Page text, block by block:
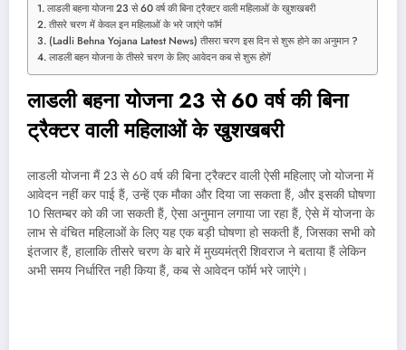
लाडली बहना योजना 23 से 60 वर्ष की बिना ट्रैक्टर वाली महिलाओं के खुशखबरी
तीसरे चरण में केवल इन महिलाओं के भरे जाएंगे फॉर्म
(Ladli Behna Yojana Latest News) तीसरा चरण इस दिन से शुरू होने का अनुमान ?
लाडली बहन योजना के तीसरे चरण के लिए आवेदन कब से शुरू होगें
लाडली बहना योजना 23 से 60 वर्ष की बिना
ट्रैक्टर वाली महिलाओं के खुशखबरी
लाडली योजना मैं 23 से 60 वर्ष की बिना ट्रैक्टर वाली ऐसी महिलाए जो योजना में
आवेदन नहीं कर पाई हैं, उन्हें एक मौका और दिया जा सकता हैं, और इसकी घोषणा
10 सितम्बर को की जा सकती हैं, ऐसा अनुमान लगाया जा रहा हैं, ऐसे में योजना के
लाभ से वंचित महिलाओं के लिए यह एक बड़ी घोषणा हो सकती हैं, जिसका सभी को
इंतजार हैं, हालाकि तीसरे चरण के बारे में मुख्यमंत्री शिवराज ने बताया हैं लेकिन
अभी समय निर्धारित नही किया हैं, कब से आवेदन फॉर्म भरे जाएंगे।